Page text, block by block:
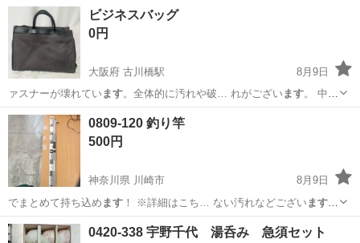
愛知 小牧市 靴
ビジネスバッグ
0円
大阪府 古川橋駅
8月9日
ァスナーが壊れています。全体的に汚れや破… れがございます。 中古
品＆現状お… 渡しになりますのでNCNRにてお… 願いいたします。
大阪 門真市 古川橋駅 バッグ
0809-120 釣り竿
500円
神奈川県 川崎市
8月9日
でまとめて持ち込め ます！ ※詳細はこち… ない汚れなどございます
・詳細は現地で… お値引きは出来かねますのでご了承願い 、ご購入を
お願いします 。 【サイズ… るもので全てとなります
詳細は現地で
神奈川 川崎市 釣り竿
0420-338 宇野千代 湯呑み 急須セット